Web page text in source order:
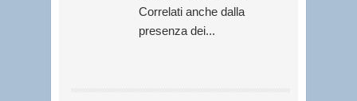
Correlati anche dalla
presenza dei...